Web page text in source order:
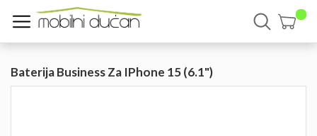
Baterija Business Za IPhone 15 (6.1")